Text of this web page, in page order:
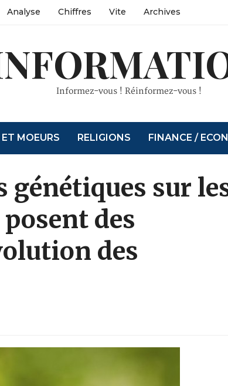
Analyse Chiffres Vite Archives
Informez-vous ! Réinformez-vous !
MOEURS RELIGIONS FINANCE /
génétiques sur
des
des